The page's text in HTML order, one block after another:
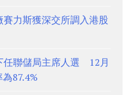
力斯獲深交所調入港股
任聯儲局主席人選 12月
87.4%